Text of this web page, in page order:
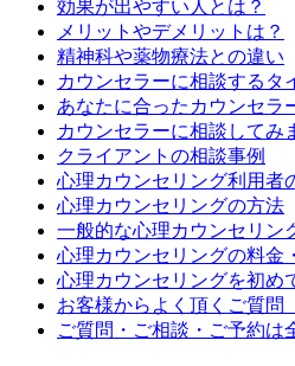
効果が出やすい人とは？
メリットやデメリットは？
精神科や薬物療法との違い
カウンセラーに相談するタ
あなたに合ったカウンセラ
カウンセラーに相談してみ
クライアントの相談事例
心理カウンセリング利用者
心理カウンセリングの方法
一般的な心理カウンセリン
心理カウンセリングの料金
心理カウンセリングを初め
お客様からよく頂くご質問
ご質問・ご相談・ご予約は